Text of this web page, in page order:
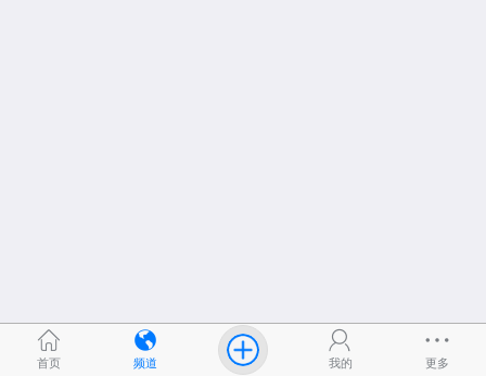
首页 频道 我的 更多